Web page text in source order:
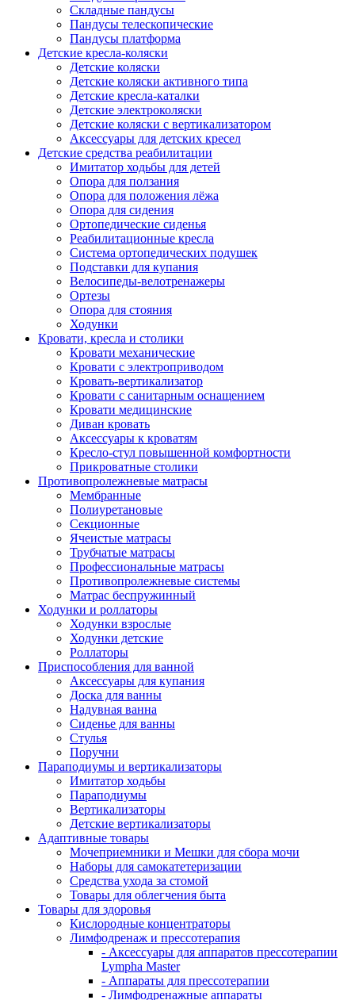
Складные пандусы
Пандусы телескопические
Пандусы платформа
Детские кресла-коляски
Детские коляски
Детские коляски активного типа
Детские кресла-каталки
Детские электроколяски
Детские коляски с вертикализатором
Аксессуары для детских кресел
Детские средства реабилитации
Имитатор ходьбы для детей
Опора для ползания
Опора для положения лёжа
Опора для сидения
Ортопедические сиденья
Реабилитационные кресла
Система ортопедических подушек
Подставки для купания
Велосипеды-велотренажеры
Ортезы
Опора для стояния
Ходунки
Кровати, кресла и столики
Кровати механические
Кровати с электроприводом
Кровать-вертикализатор
Кровати с санитарным оснащением
Кровати медицинские
Диван кровать
Аксессуары к кроватям
Кресло-стул повышенной комфортности
Прикроватные столики
Противопролежневые матрасы
Мембранные
Полиуретановые
Секционные
Ячеистые матрасы
Трубчатые матрасы
Профессиональные матрасы
Противопролежневые системы
Матрас беспружинный
Ходунки и роллаторы
Ходунки взрослые
Ходунки детские
Роллаторы
Приспособления для ванной
Аксессуары для купания
Доска для ванны
Надувная ванна
Сиденье для ванны
Стулья
Поручни
Параподиумы и вертикализаторы
Имитатор ходьбы
Параподиумы
Вертикализаторы
Детские вертикализаторы
Адаптивные товары
Мочеприемники и Мешки для сбора мочи
Наборы для самокатетеризации
Средства ухода за стомой
Товары для облегчения быта
Товары для здоровья
Кислородные концентраторы
Лимфодренаж и прессотерапия
- Аксессуары для аппаратов прессотерапии
Lympha Master
- Аппараты для прессотерапии
- Лимфодренажные аппараты